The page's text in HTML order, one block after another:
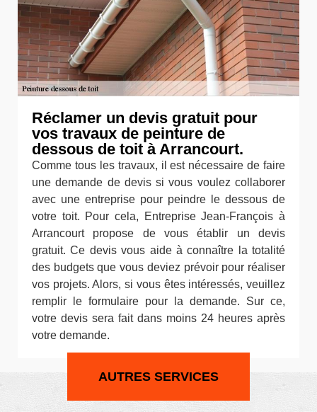
Réclamer un devis gratuit pour
vos travaux de peinture de
dessous de toit à Arrancourt.
Comme tous les travaux, il est nécessaire de faire
une demande de devis si vous voulez collaborer
avec une entreprise pour peindre le dessous de
votre toit. Pour cela, Entreprise Jean-François à
Arrancourt propose de vous établir un devis
gratuit. Ce devis vous aide à connaître la totalité
des budgets que vous deviez prévoir pour réaliser
vos projets. Alors, si vous êtes intéressés, veuillez
remplir le formulaire pour la demande. Sur ce,
votre devis sera fait dans moins 24 heures après
votre demande.
AUTRES SERVICES